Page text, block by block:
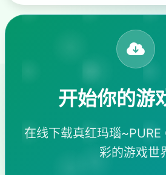
开始你的游
在线下载真红玛瑙
彩的游戏世